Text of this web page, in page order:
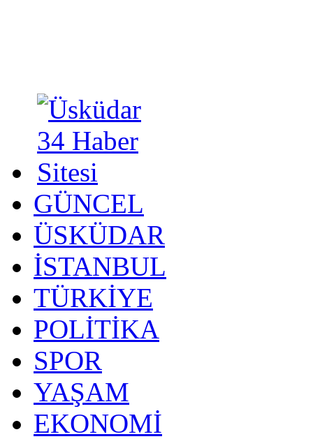
GÜNCEL
ÜSKÜDAR
İSTANBUL
TÜRKİYE
POLİTİKA
SPOR
YAŞAM
EKONOMİ